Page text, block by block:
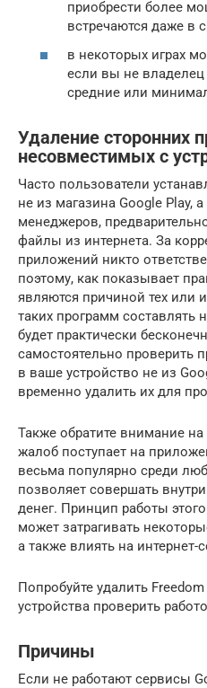
приобрести более
встречаются даже в
в некоторых играх
если вы не
средние или
Удаление сторонних
несовместимых с
Часто пользователи
не из магазина Google
менеджеров,
файлы из интернета. За
приложений никто
поэтому, как показывает
являются причиной тех или
таких программ составлять
будет практически
самостоятельно проверить
в ваше устройство не из
временно удалить их для
Также обратите внимание
жалоб поступает на
весьма популярно среди
позволяет совершать
денег. Принцип работы
может затрагивать
а также влиять на интернет-
Попробуйте удалить
устройства проверить
Причины
Если не работают сервисы